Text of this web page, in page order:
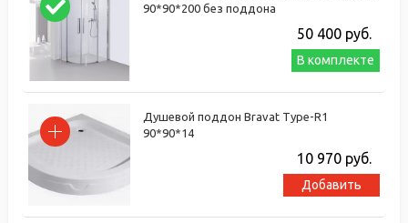
90*90*200 без поддона
50 400 руб.
В комплекте
Душевой поддон Bravat Type-R1
90*90*14
10 970 руб.
Добавить